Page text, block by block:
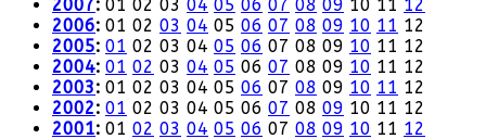
2007: 01 02 03 04 05 06 07 08 09 10 11 12
2006: 01 02 03 04 05 06 07 08 09 10 11 12
2005: 01 02 03 04 05 06 07 08 09 10 11 12
2004: 01 02 03 04 05 06 07 08 09 10 11 12
2003: 01 02 03 04 05 06 07 08 09 10 11 12
2002: 01 02 03 04 05 06 07 08 09 10 11 12
2001: 01 02 03 04 05 06 07 08 09 10 11 12